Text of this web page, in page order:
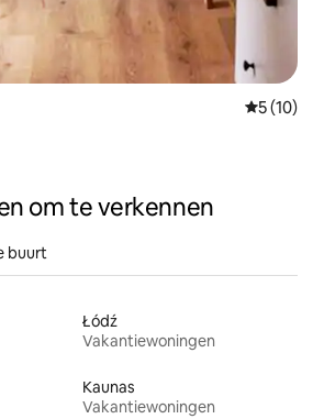
5 (10)
om te verkennen
buurt
Łódź
Vakantiewoningen
Kaunas
Vakantiewoningen